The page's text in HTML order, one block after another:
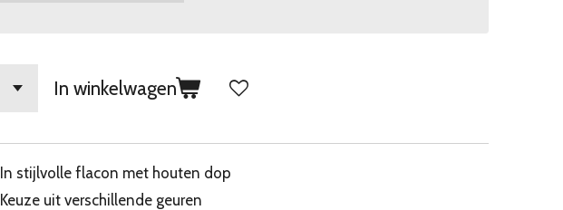
In winkelwagen
In stijlvolle flacon met houten dop
Keuze uit verschillende geuren